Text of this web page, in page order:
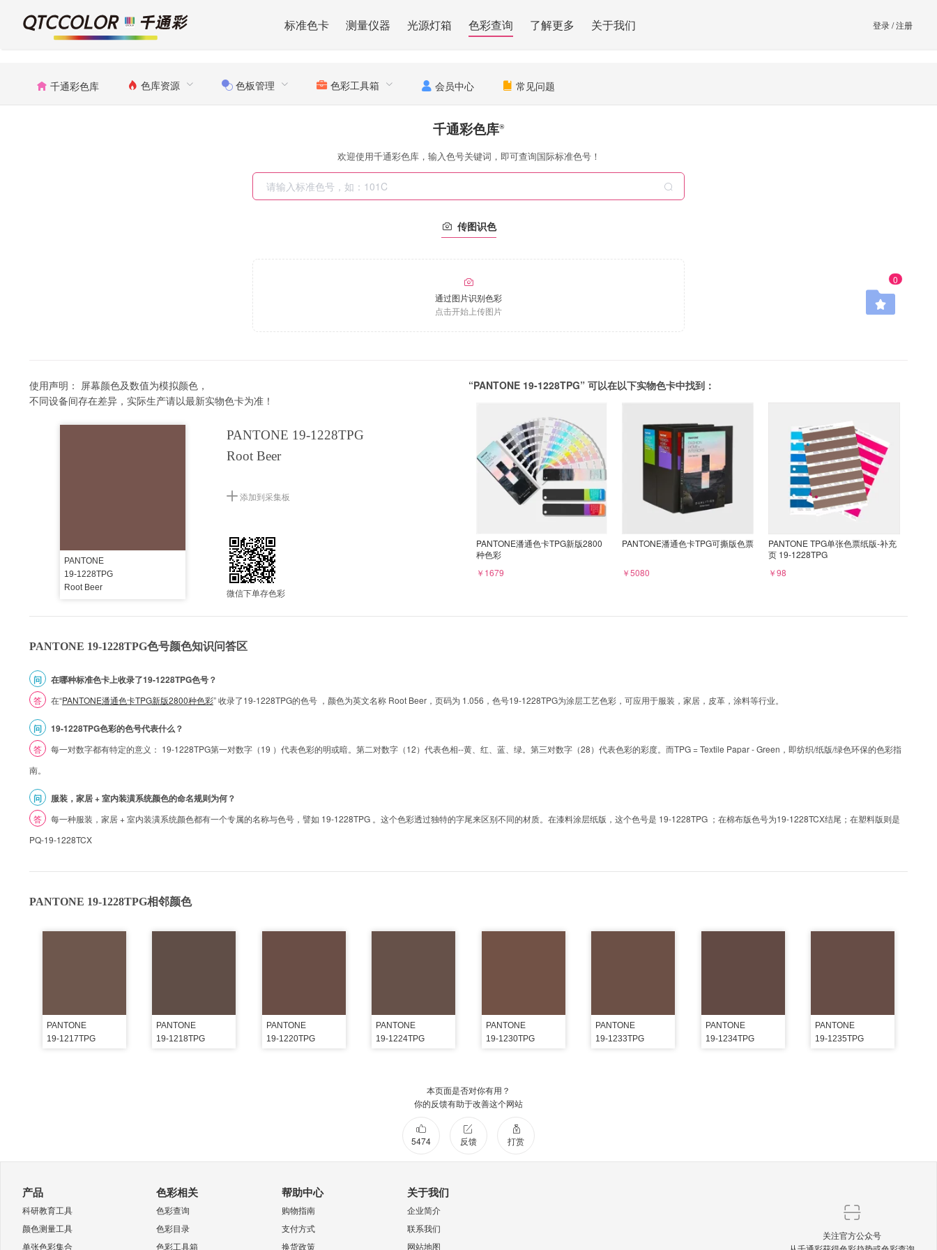
标准色卡 测量仪器 光源灯箱 色彩查询 了解更多 关于我们 登录/注册
千通彩色库 色库资源 色板管理 色彩工具箱 会员中心 常见问题
0
千通彩色库®
欢迎使用千通彩色库，输入色号关键词，即可查询国际标准色号！
传图识色
通过图片识别色彩
点击开始上传图片
使用声明： 屏幕颜色及数值为模拟颜色，
不同设备间存在差异，实际生产请以最新实物色卡为准！
PANTONE
19-1228TPG
Root Beer
PANTONE 19-1228TPG
Root Beer
添加到采集板
微信下单存色彩
“PANTONE 19-1228TPG” 可以在以下实物色卡中找到：
PANTONE潘通色卡TPG新版2800
种色彩
￥1679
PANTONE潘通色卡TPG可撕版色票
￥5080
PANTONE TPG单张色票纸版-补充
页 19-1228TPG
￥98
PANTONE 19-1228TPG色号颜色知识问答区
问 在哪种标准色卡上收录了19-1228TPG色号？
答 在“PANTONE潘通色卡TPG新版2800种色彩” 收录了19-1228TPG的色号 ，颜色为英文名称 Root Beer，页码为 1.056，色号19-1228TPG为涂层工艺色彩，可应用于服装，家居，皮革，涂料等行业。
问 19-1228TPG色彩的色号代表什么？
答
每一对数字都有特定的意义： 19-1228TPG第一对数字（19 ）代表色彩的明或暗。第二对数字（12）代表色相--黄、红、蓝、绿。第三对数字（28）代表色彩的彩度。而TPG = Textile Papar - Green，即纺织/纸版/绿色环保的色彩指
南。
问 服装，家居 + 室内装潢系统颜色的命名规则为何？
答
每一种服装，家居 + 室内装潢系统颜色都有一个专属的名称与色号，譬如 19-1228TPG 。这个色彩透过独特的字尾来区别不同的材质。在漆料涂层纸版，这个色号是 19-1228TPG ；在棉布版色号为19-1228TCX结尾；在塑料版则是
PQ-19-1228TCX
PANTONE 19-1228TPG相邻颜色
PANTONE
19-1217TPG
PANTONE
19-1218TPG
PANTONE
19-1220TPG
PANTONE
19-1224TPG
PANTONE
19-1230TPG
PANTONE
19-1233TPG
PANTONE
19-1234TPG
PANTONE
19-1235TPG
本页面是否对你有用？
你的反馈有助于改善这个网站
5474 反馈 打赏
产品
科研教育工具
颜色测量工具
单张色彩集合
色彩相关
色彩查询
色彩目录
色彩工具箱
帮助中心
购物指南
支付方式
换货政策
关于我们
企业简介
联系我们
网站地图
关注官方公众号